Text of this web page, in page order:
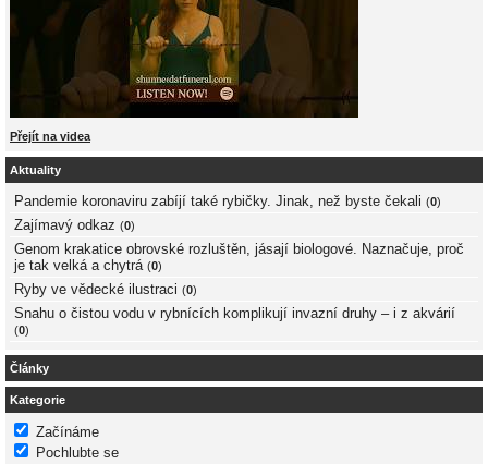
Přejít na videa
Aktuality
Pandemie koronaviru zabíjí také rybičky. Jinak, než byste čekali (0)
Zajímavý odkaz (0)
Genom krakatice obrovské rozluštěn, jásají biologové. Naznačuje, proč
je tak velká a chytrá (0)
Ryby ve vědecké ilustraci (0)
Snahu o čistou vodu v rybnících komplikují invazní druhy – i z akvárií
(0)
Články
Kategorie
Začínáme
Pochlubte se